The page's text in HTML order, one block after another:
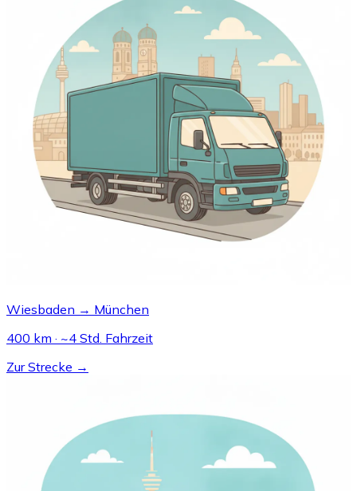
Wiesbaden → München
400 km · ~4 Std. Fahrzeit
Zur Strecke →